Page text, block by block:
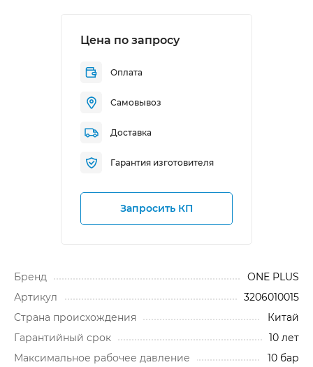
Бренд
ONE PLUS
Артикул
3206010015
Cтрана происхождения
Китай
Гарантийный срок
10 лет
Максимальное рабочее давление
10 бар
Цена по запросу
Оплата
Самовывоз
Доставка
Гарантия изготовителя
Запросить КП